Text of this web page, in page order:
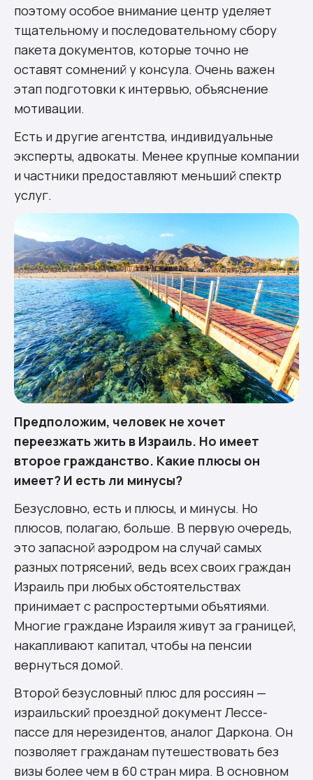
поэтому особое внимание центр уделяет
тщательному и последовательному сбору
пакета документов, которые точно не
оставят сомнений у консула. Очень важен
этап подготовки к интервью, объяснение
мотивации.
Есть и другие агентства, индивидуальные
эксперты, адвокаты. Менее крупные компании
и частники предоставляют меньший спектр
услуг.
Предположим, человек не хочет
переезжать жить в Израиль. Но имеет
второе гражданство. Какие плюсы он
имеет? И есть ли минусы?
Безусловно, есть и плюсы, и минусы. Но
плюсов, полагаю, больше. В первую очередь,
это запасной аэродром на случай самых
разных потрясений, ведь всех своих граждан
Израиль при любых обстоятельствах
принимает с распростертыми объятиями.
Многие граждане Израиля живут за границей,
накапливают капитал, чтобы на пенсии
вернуться домой.
Второй безусловный плюс для россиян —
израильский проездной документ Лессе-
пассе для нерезидентов, аналог Даркона. Он
позволяет гражданам путешествовать без
визы более чем в 60 стран мира. В основном